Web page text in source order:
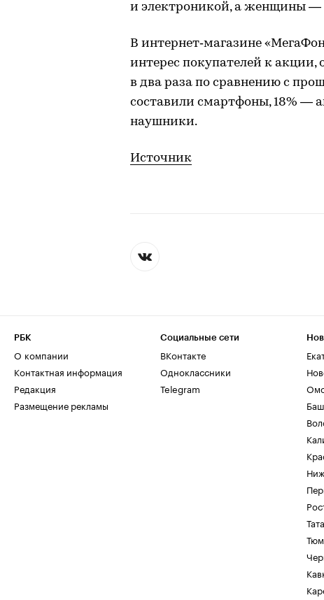
и электроникой, а женщины —
В интернет‑магазине
интерес покупателей к акции,
в два раза по сравнению с
составили смартфоны, 18% —
наушники.
Источник
РБК
О компании
Контактная информация
Редакция
Размещение рекламы
Социальные сети
ВКонтакте
Одноклассники
Telegram